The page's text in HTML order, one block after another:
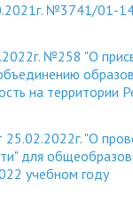
№3741/01-14
№258 "О
на территории
"О
для
учебном году